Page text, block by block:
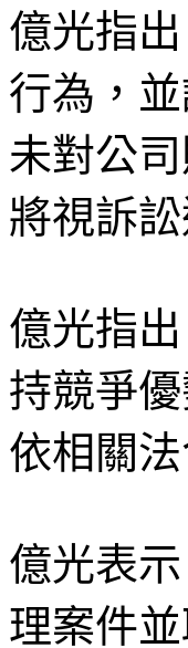
億光指
行為，
未對公
將視訴
億光指
持競爭
依相關
億光表
理案件